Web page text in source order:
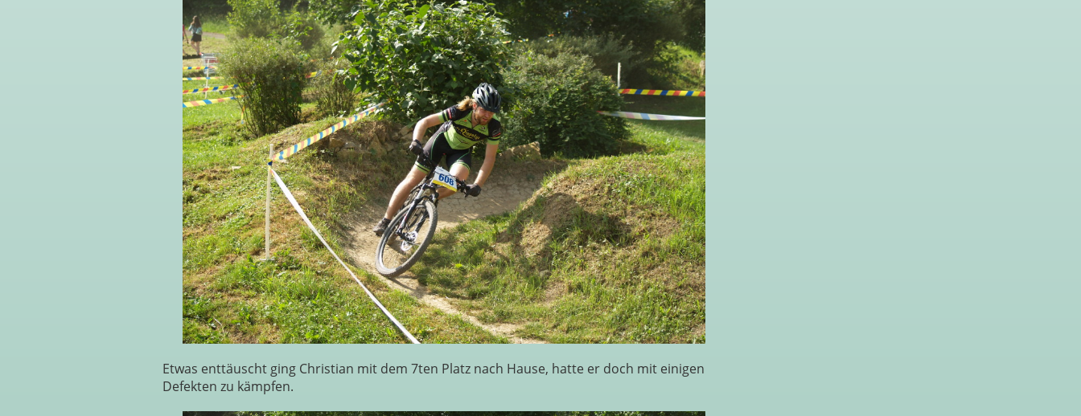
Etwas enttäuscht ging Christian mit dem 7ten Platz nach Hause, hatte er doch mit einigen
Defekten zu kämpfen.